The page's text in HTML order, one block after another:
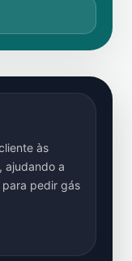
às
ajudando a
pedir gás